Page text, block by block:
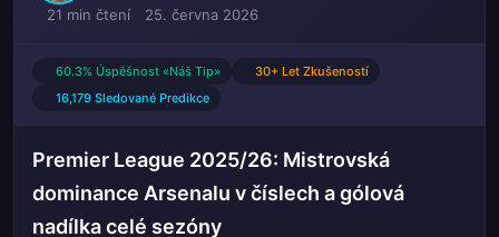
21 min čtení
25. června 2026
60.3% Úspěšnost «Náš Tip»
30+ Let Zkušeností
16,179 Sledované Predikce
Premier League 2025/26: Mistrovská
dominance Arsenalu v číslech a gólová
nadílka celé sezóny